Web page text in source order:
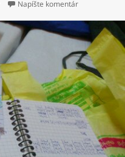
Napíšte komentárk Sumár